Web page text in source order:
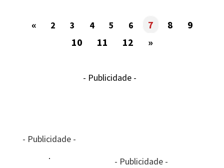
« 2 3 4 5 6 7 8
9
10
11 12 »
- Publicidade -
- Publicidade -
- Publicidade -